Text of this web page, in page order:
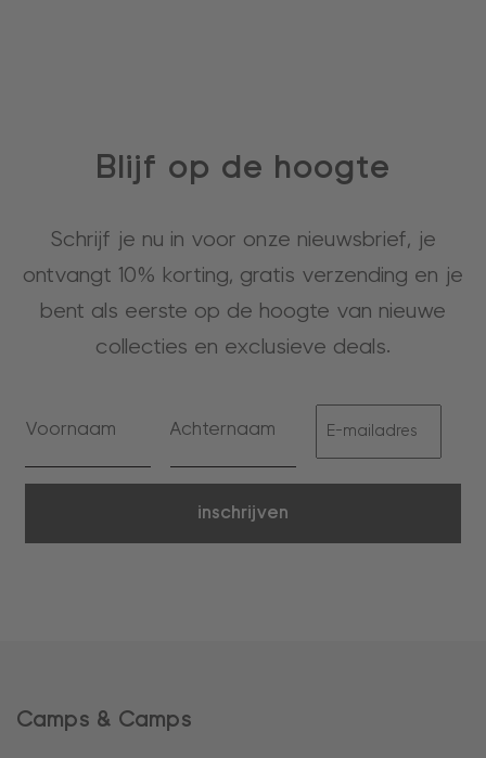
Blijf op de hoogte
Schrijf je nu in voor onze nieuwsbrief, je
ontvangt 10% korting, gratis verzending en je
bent als eerste op de hoogte van nieuwe
collecties en exclusieve deals.
inschrijven
Camps & Camps